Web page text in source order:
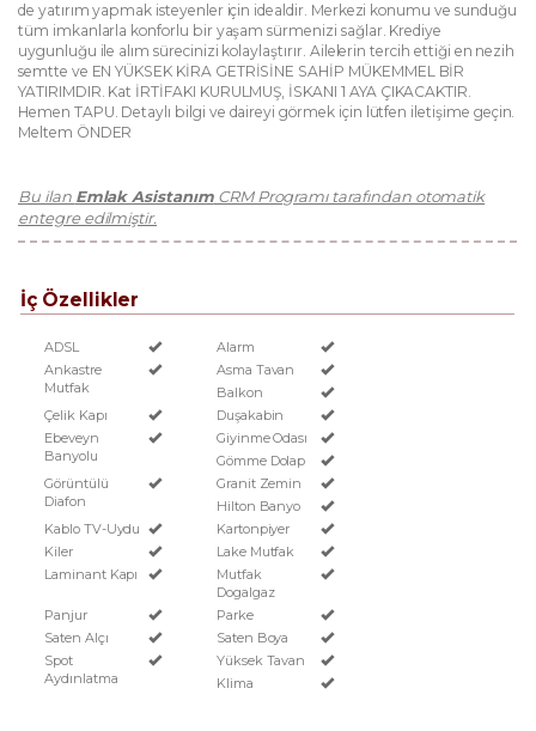
de yatırım yapmak isteyenler için idealdir. Merkezi konumu ve sunduğu
tüm imkanlarla konforlu bir yaşam sürmenizi sağlar. Krediye
uygunluğu ile alım sürecinizi kolaylaştırır. Ailelerin tercih ettiği en nezih
semtte ve EN YÜKSEK KİRA GETRİSİNE SAHİP MÜKEMMEL BİR
YATIRIMDIR. Kat İRTİFAKI KURULMUŞ, İSKANI 1 AYA ÇIKACAKTIR.
Hemen TAPU. Detaylı bilgi ve daireyi görmek için lütfen iletişime geçin.
Meltem ÖNDER
Bu ilan Emlak AsistanımCRM Programı tarafından otomatik
entegre edilmiştir.
İç Özellikler
ADSL
Alarm
Ankastre
Mutfak
Asma Tavan
Balkon
Çelik Kapı
Duşakabin
Ebeveyn
Banyolu
Giyinme Odası
Gömme Dolap
Görüntülü
Diafon
Granit Zemin
Hilton Banyo
Kablo TV-Uydu
Kartonpiyer
Kiler
Lake Mutfak
Laminant Kapı
Mutfak
Dogalgaz
Panjur
Parke
Saten Alçı
Saten Boya
Spot
Aydınlatma
Yüksek Tavan
Klima